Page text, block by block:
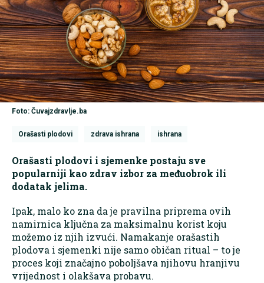
Foto: Čuvajzdravlje.ba
Orašasti plodovi zdrava ishrana ishrana
Orašasti plodovi i sjemenke postaju sve
popularniji kao zdrav izbor za međuobrok ili
dodatak jelima.
Ipak, malo ko zna da je pravilna priprema ovih
namirnica ključna za maksimalnu korist koju
možemo iz njih izvući. Namakanje orašastih
plodova i sjemenki nije samo običan ritual – to je
proces koji značajno poboljšava njihovu hranjivu
vrijednost i olakšava probavu.